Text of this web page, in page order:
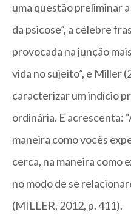
uma questão preliminar
da psicose”, a célebre
provocada na junção
vida no sujeito”, e Miller
caracterizar um indício
ordinária. E acrescenta:
maneira como vocês
cerca, na maneira como
no modo de se
(MILLER, 2012, p. 411).